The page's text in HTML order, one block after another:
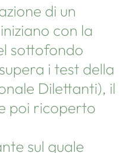
di un
con la
sottofondo
i test della
Dilettanti), il
poi ricoperto
sul quale